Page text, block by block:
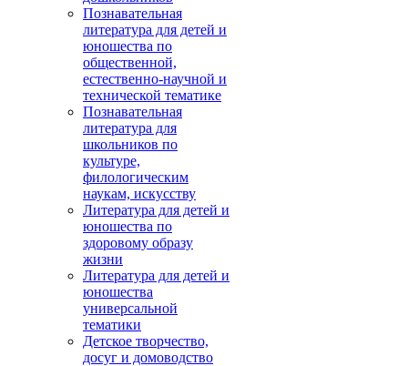
Познавательная
литература для детей и
юношества по
общественной,
естественно-научной и
технической тематике
Познавательная
литература для
школьников по
культуре,
филологическим
наукам, искусству
Литература для детей и
юношества по
здоровому образу
жизни
Литература для детей и
юношества
универсальной
тематики
Детское творчество,
досуг и домоводство